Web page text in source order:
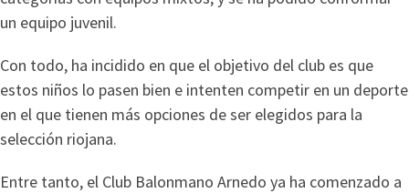
un equipo juvenil.
Con todo, ha incidido en que el objetivo del club es que
estos niños lo pasen bien e intenten competir en un deporte
en el que tienen más opciones de ser elegidos para la
selección riojana.
Entre tanto, el Club Balonmano Arnedo ya ha comenzado a